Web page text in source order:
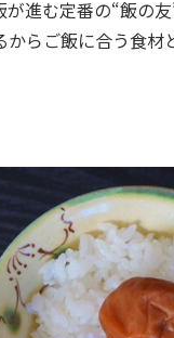
進む定番の“飯の
らご飯に合う食材